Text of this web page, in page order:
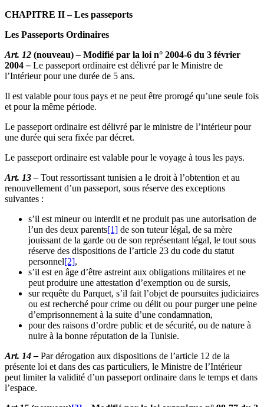
CHAPITRE II – Les passeports
Les Passeports Ordinaires
Art. 12 (nouveau)– Modifié par la loi n° 2004-6 du 3 février
2004– Le passeport ordinaire est délivré par le Ministre de
l’Intérieur pour une durée de 5 ans.
Il est valable pour tous pays et ne peut être prorogé qu’une seule fois
et pour la même période.
Le passeport ordinaire est délivré par le ministre de l’intérieur pour
une durée qui sera fixée par décret.
Le passeport ordinaire est valable pour le voyage à tous les pays.
Art. 13 – Tout ressortissant tunisien a le droit à l’obtention et au
renouvellement d’un passeport, sous réserve des exceptions
suivantes :
s’il est mineur ou interdit et ne produit pas une autorisation de
l’un des deux parents[1] de son tuteur légal, de sa mère
jouissant de la garde ou de son représentant légal, le tout sous
réserve des dispositions de l’article 23 du code du statut
personnel[2],
s’il est en âge d’être astreint aux obligations militaires et ne
peut produire une attestation d’exemption ou de sursis,
sur requête du Parquet, s’il fait l’objet de poursuites judiciaires
ou est recherché pour crime ou délit ou pour purger une peine
d’emprisonnement à la suite d’une condamnation,
pour des raisons d’ordre public et de sécurité, ou de nature à
nuire à la bonne réputation de la Tunisie.
Art. 14 – Par dérogation aux dispositions de l’article 12 de la
présente loi et dans des cas particuliers, le Ministre de l’Intérieur
peut limiter la validité d’un passeport ordinaire dans le temps et dans
l’espace.